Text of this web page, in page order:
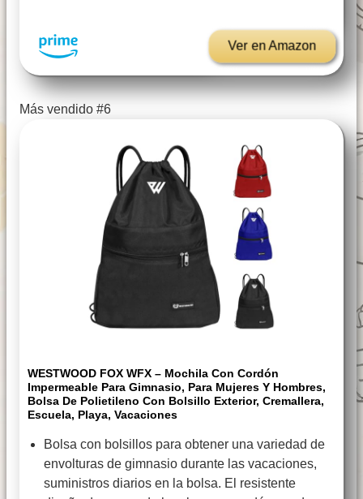
Ver en Amazon
Más vendido #6
WESTWOOD FOX WFX – Mochila Con Cordón
Impermeable Para Gimnasio, Para Mujeres Y Hombres,
Bolsa De Polietileno Con Bolsillo Exterior, Cremallera,
Escuela, Playa, Vacaciones
Bolsa con bolsillos para obtener una variedad de
envolturas de gimnasio durante las vacaciones,
suministros diarios en la bolsa. El resistente